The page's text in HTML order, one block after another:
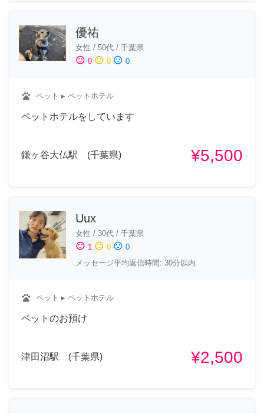
優祐
女性 / 50代 / 千葉県
sentiment_satisfied 0 sentiment_neutral 0 sentiment_dissatisfied 0
pets ペット ▸ ペットホテル
ペットホテルをしています
鎌ヶ谷大仏駅 (千葉県) ¥5,500
Uux
女性 / 30代 / 千葉県
sentiment_satisfied 1 sentiment_neutral 0 sentiment_dissatisfied 0
メッセージ平均返信時間: 30分以内
pets ペット ▸ ペットホテル
ペットのお預け
津田沼駅 (千葉県) ¥2,500